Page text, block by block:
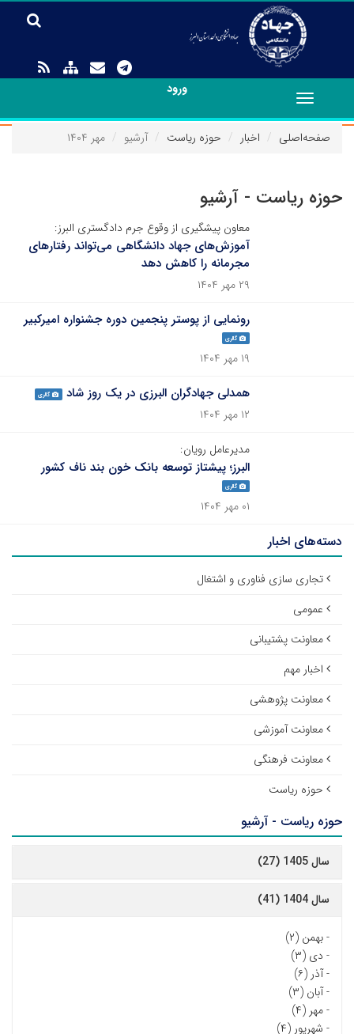
ورود
Toggle
navigation
صفحه‌اصلی
اخبار حوزه ریاست آرشیو مهر ۱۴۰۴
حوزه ریاست - آرشیو
معاون پیشگیری از وقوع جرم دادگستری البرز:
آموزش‌های جهاد دانشگاهی می‌تواند رفتارهای
مجرمانه را کاهش دهد
۲۹ مهر ۱۴۰۴
رونمایی از پوستر پنجمین دوره جشنواره امیرکبیر
گالری
۱۹ مهر ۱۴۰۴
همدلی جهادگران البرزی در یک روز شاد گالری
۱۲ مهر ۱۴۰۴
مدیرعامل رویان:
البرز؛ پیشتاز توسعه بانک خون بند ناف کشور
گالری
۰۱ مهر ۱۴۰۴
دسته‌های اخبار
تجاری سازی فناوری و اشتغال
عمومی
معاونت پشتیبانی
اخبار مهم
معاونت پژوهشی
معاونت آموزشی
معاونت فرهنگی
حوزه ریاست
حوزه ریاست - آرشیو
سال 1405 (27)
سال 1404 (41)
-بهمن (۲)
- دی (۳)
-آذر (۶)
-آبان (۳)
-مهر (۴)
- شهریور (۴)